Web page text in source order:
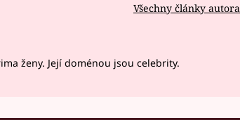
Všechny články autora
ženy. Její doménou jsou celebrity.